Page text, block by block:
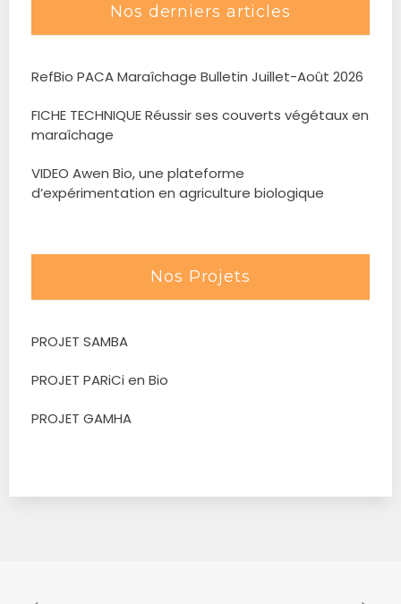
Nos derniers articles
RefBio PACA Maraîchage Bulletin Juillet-Août 2026
FICHE TECHNIQUE Réussir ses couverts végétaux en
maraîchage
VIDEO Awen Bio, une plateforme
d’expérimentation en agriculture biologique
Nos Projets
PROJET SAMBA
PROJET PARiCi en Bio
PROJET GAMHA